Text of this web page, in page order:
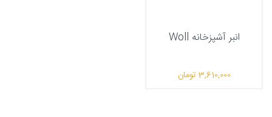
انبر آشپزخانه Woll
3,610,000 تومان